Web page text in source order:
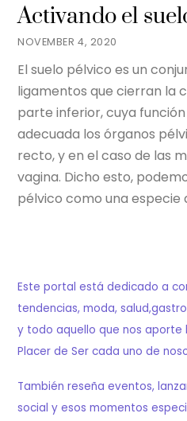
NOVEMBER 4, 2020
Activando el
El suelo pélvico es un
ligamentos que cierran la
parte inferior, cuya
adecuada los órganos
recto, y en el caso de las
vagina. Dicho esto,
pélvico como una especie
Este portal está dedicado a
tendencias, moda,
y todo aquello que nos aporte
Placer de Ser cada uno de
También reseña eventos,
social y esos momentos